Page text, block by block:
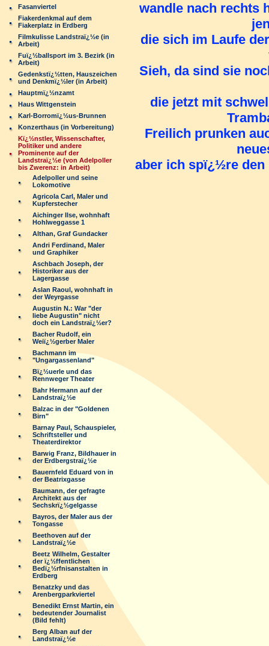
Fasanviertel
Fiakerdenkmal auf dem
Fiakerplatz in Erdberg
Filmkulisse Landstraï¿½e (in
Arbeit)
Fuï¿½ballsport im 3. Bezirk (in
Arbeit)
Gedenkstï¿½tten, Hauszeichen
und Denkmï¿½ler (in Arbeit)
Hauptmï¿½nzamt
Haus Wittgenstein
Karl-Borromï¿½us-Brunnen
Konzerthaus (in Vorbereitung)
Kï¿½nstler, Wissenschafter,
Politiker und andere
Prominente auf der
Landstraï¿½e (von Adelpoller
bis Zwerenz: in Arbeit)
Adelpoller und seine
Lokomotive
Agricola Carl, Maler und
Kupferstecher
Aichinger Ilse, wohnhaft
Hohlweggasse 1
Althan, Graf Gundacker
Andri Ferdinand, Maler
und Graphiker
Aschbach Joseph, der
Historiker aus der
Lagergasse
Aslan Raoul, wohnhaft in
der Weyrgasse
Augustin N.: War "der
liebe Augustin" nicht
doch ein Landstraï¿½er?
Bacher Rudolf, ein
Weiï¿½gerber Maler
Bachmann im
"Ungargassenland"
Bï¿½uerle und das
Rennweger Theater
Bahr Hermann auf der
Landstraï¿½e
Balzac in der "Goldenen
Birn"
Barnay Paul, Schauspieler,
Schriftsteller und
Theaterdirektor
Barwig Franz, Bildhauer in
der Erdbergstraï¿½e
Bauernfeld Eduard von in
der Beatrixgasse
Baumann, der gefragte
Architekt aus der
Sechskrï¿½gelgasse
Bayros, der Maler aus der
Tongasse
Beethoven auf der
Landstraï¿½e
Beetz Wilhelm, Gestalter
der ï¿½ffentlichen
Bedï¿½rfnisanstalten in
Erdberg
Benatzky und das
Arenbergparkviertel
Benedikt Ernst Martin, ein
bedeutender Journalist
(Bild fehlt)
Berg Alban auf der
Landstraï¿½e
wandle nach rechts
die sich im Laufe
Sieh, da sind sie
die jetzt mit
Freilich prunken
aber ich spï¿½re den